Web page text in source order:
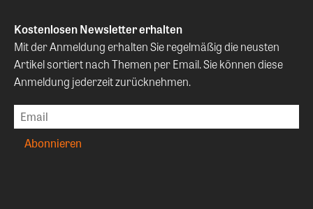
Kostenlosen Newsletter erhalten
Mit der Anmeldung erhalten Sie regelmäßig die neusten
Artikel sortiert nach Themen per Email. Sie können diese
Anmeldung jederzeit zurücknehmen.